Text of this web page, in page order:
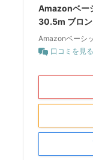
Amazonベー
30.5m ブロ
Amazonベーシ
口コミを見る